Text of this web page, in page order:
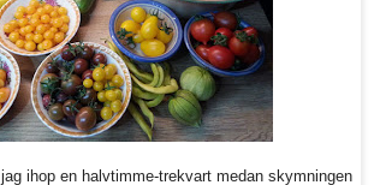
ihop en halvtimme-trekvart medan skymningen